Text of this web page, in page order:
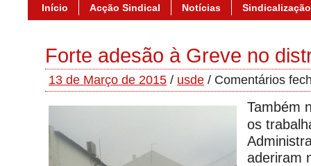
Início Acção Sindical Notícias Sindicalização
Forte adesão à Greve no
13 de Março de 2015 / usde / Comentários
Também
os
aderiram